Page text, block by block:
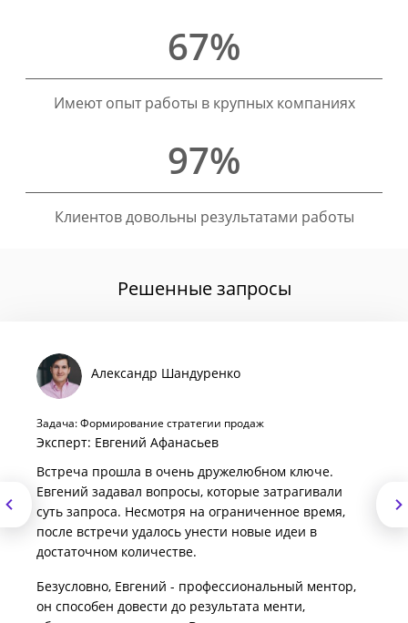
67%
Имеют опыт работы в крупных компаниях
97%
Клиентов довольны результатами работы
Решенные запросы
Александр Шандуренко
Задача: Формирование стратегии продаж
Эксперт: Евгений Афанасьев
Встреча прошла в очень дружелюбном ключе.
Евгений задавал вопросы, которые затрагивали
суть запроса. Несмотря на ограниченное время,
после встречи удалось унести новые идеи в
достаточном количестве.
Безусловно, Евгений - профессиональный ментор,
он способен довести до результата менти,